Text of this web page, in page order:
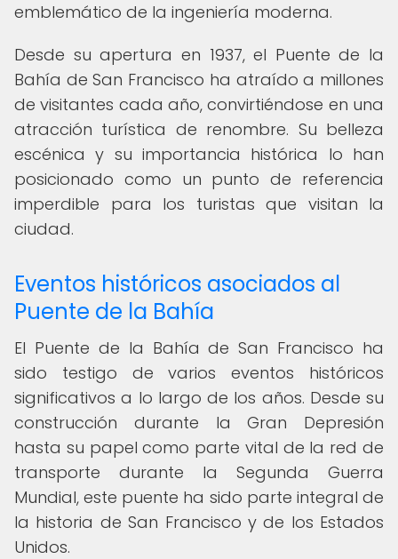
emblemático de la ingeniería moderna.
Desde su apertura en 1937, el Puente de la
Bahía de San Francisco ha atraído a millones
de visitantes cada año, convirtiéndose en una
atracción turística de renombre. Su belleza
escénica y su importancia histórica lo han
posicionado como un punto de referencia
imperdible para los turistas que visitan la
ciudad.
Eventos históricos asociados al
Puente de la Bahía
El Puente de la Bahía de San Francisco ha
sido testigo de varios eventos históricos
significativos a lo largo de los años. Desde su
construcción durante la Gran Depresión
hasta su papel como parte vital de la red de
transporte durante la Segunda Guerra
Mundial, este puente ha sido parte integral de
la historia de San Francisco y de los Estados
Unidos.